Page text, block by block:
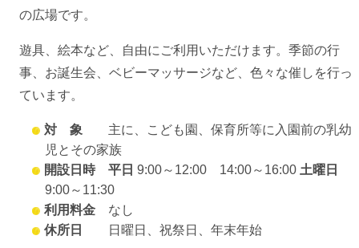
の広場です。
遊具、絵本など、自由にご利用いただけます。季節の行
事、お誕生会、ベビーマッサージなど、色々な催しを行っ
ています。
対 象
主に、こども園、保育所等に入園前の乳幼
児とその家族
開設日時
平日 9:00～12:00 14:00～16:00 土曜日
9:00～11:30
利用料金 なし
休所日
日曜日、祝祭日、年末年始